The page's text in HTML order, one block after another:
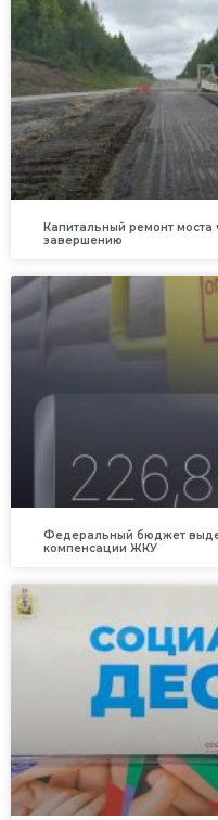
Капитальный ремонт моста
завершению
Федеральный бюджет
компенсации ЖКУ